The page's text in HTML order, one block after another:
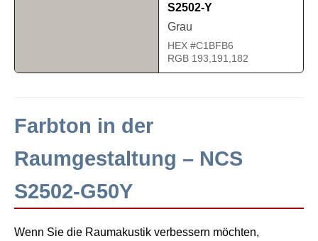
S2502-Y
Grau
HEX #C1BFB6
RGB 193,191,182
Farbton in der
Raumgestaltung – NCS
S2502-G50Y
Wenn Sie die Raumakustik verbessern möchten,